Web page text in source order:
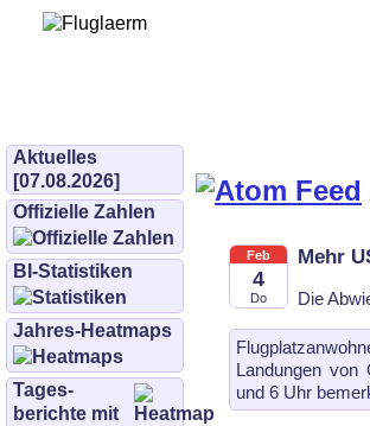
Aktuelles
[07.08.2026]
Offizielle Zahlen
BI-Statistiken
Jahres-Heatmaps
Tages­
berichte mit
Feb
4
Do
Mehr
Die
Landungen von
und 6 Uhr